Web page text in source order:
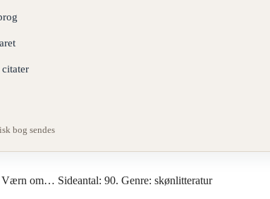
bog sendes
Værn om… Sideantal: 90. Genre: skønlitteratur